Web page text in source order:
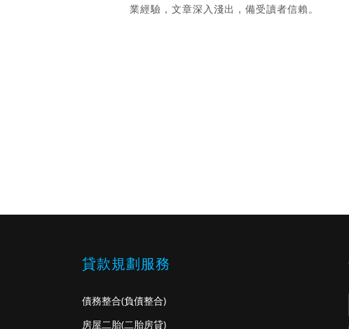
業經驗，文章深入淺出，備受讀者信賴。
貸款規劃服務
債務整合(負債整合)
房屋二胎(二胎房貸)